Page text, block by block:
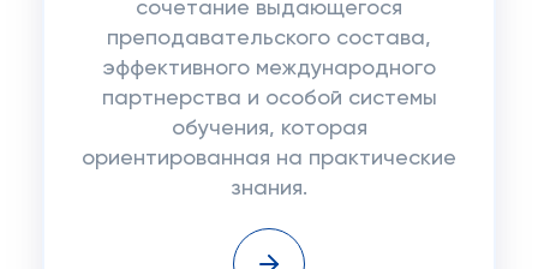
сочетание выдающегося
преподавательского состава,
эффективного международного
партнерства и особой системы
обучения, которая
ориентированная на практические
знания.